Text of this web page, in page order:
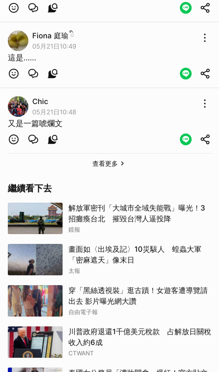
Fiona 庭瑜 ིྀ
05月21日10:49
這是……
Chic
05月21日10:48
又是一篇唬爛文
查看更多
繼續看下去
解放軍密刊「大城市全域失能戰」曝光！3
招癱瘓台北 摧毀台灣人逼投降
鏡報
畫面如〈出埃及記〉10災駭人 蝗蟲大軍
「密麻遮天」像末日
太報
穿「黑絲透視裝」逛古蹟！女遊客遭導覽請
出去 影片曝光網大讚
自由電子報
川普政府退還1千億美元稅款 占解放日關稅
收入約6成
CTWANT